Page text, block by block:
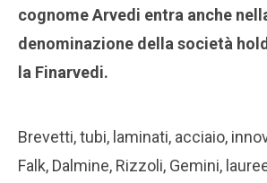
cognome Arvedi entra anche
denominazione della società
la Finarvedi.
Brevetti, tubi, laminati, acciaio,
Falk, Dalmine, Rizzoli, Gemini,